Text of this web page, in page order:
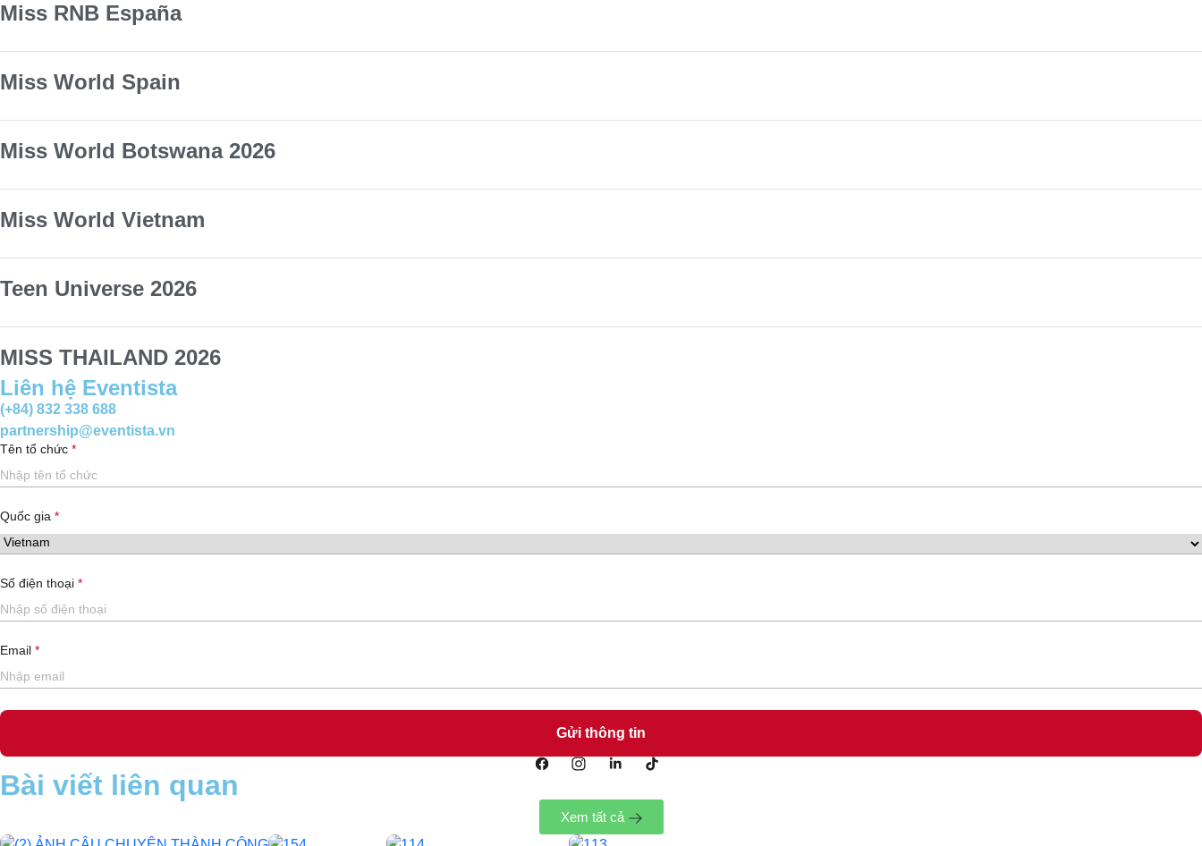
Miss RNB España
Miss World Spain
Miss World Botswana 2026
Miss World Vietnam
Teen Universe 2026
MISS THAILAND 2026
Liên hệ Eventista
(+84) 832 338 688
partnership@eventista.vn
Tên tổ chức
Quốc gia
Số điện thoại
Email
Bài viết liên quan
Xem tất cả